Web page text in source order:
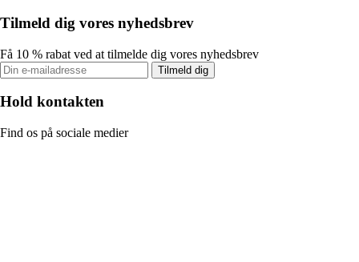
Tilmeld dig vores nyhedsbrev
Få 10 % rabat ved at tilmelde dig vores nyhedsbrev
Tilmeld dig
Hold kontakten
Find os på sociale medier